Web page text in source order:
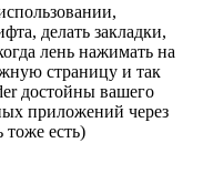
делать закладки,
лень нажимать на
страницу и так
достойны вашего
приложений через
тоже есть)